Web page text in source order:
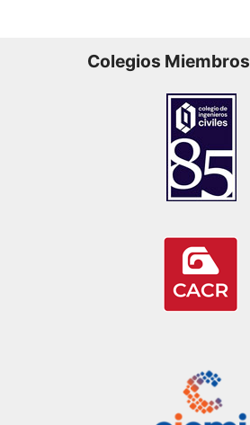
Colegios Miembros